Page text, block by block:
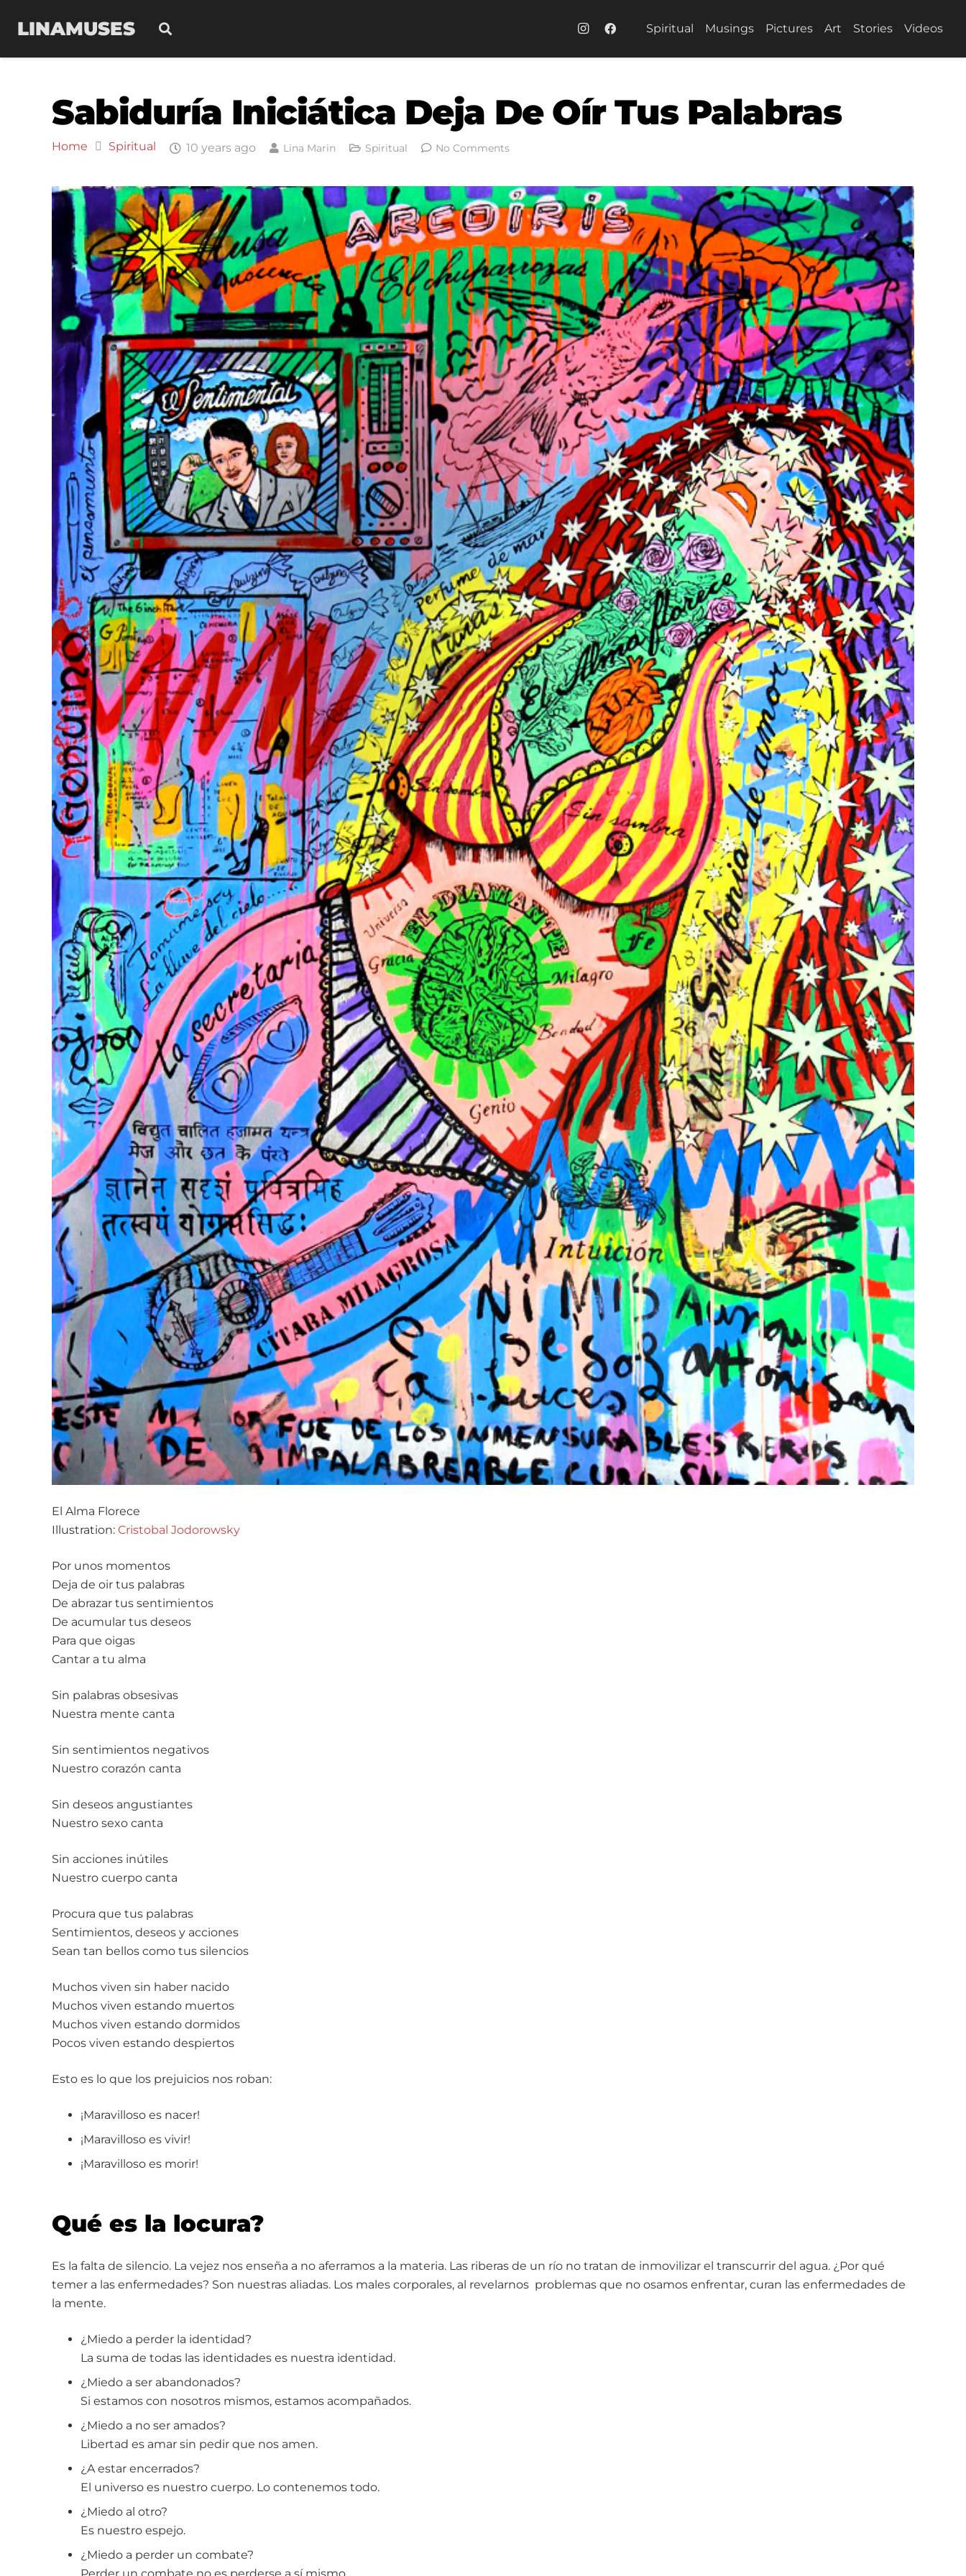
LINAMUSES Spiritual Musings Pictures Art Stories Videos
Sabiduría Iniciática Deja De Oír Tus Palabras
Home Spiritual 10 years ago Lina Marin Spiritual No Comments
El Alma Florece
Illustration: Cristobal Jodorowsky
Por unos momentos
Deja de oir tus palabras
De abrazar tus sentimientos
De acumular tus deseos
Para que oigas
Cantar a tu alma
Sin palabras obsesivas
Nuestra mente canta
Sin sentimientos negativos
Nuestro corazón canta
Sin deseos angustiantes
Nuestro sexo canta
Sin acciones inútiles
Nuestro cuerpo canta
Procura que tus palabras
Sentimientos, deseos y acciones
Sean tan bellos como tus silencios
Muchos viven sin haber nacido
Muchos viven estando muertos
Muchos viven estando dormidos
Pocos viven estando despiertos
Esto es lo que los prejuicios nos roban:
¡Maravilloso es nacer!
¡Maravilloso es vivir!
¡Maravilloso es morir!
Qué es la locura?
Es la falta de silencio. La vejez nos enseña a no aferramos a la materia. Las riberas de un río no tratan de inmovilizar el transcurrir del agua. ¿Por qué
temer a las enfermedades? Son nuestras aliadas. Los males corporales, al revelarnos problemas que no osamos enfrentar, curan las enfermedades de
la mente.
¿Miedo a perder la identidad?
La suma de todas las identidades es nuestra identidad.
¿Miedo a ser abandonados?
Si estamos con nosotros mismos, estamos acompañados.
¿Miedo a no ser amados?
Libertad es amar sin pedir que nos amen.
¿A estar encerrados?
El universo es nuestro cuerpo. Lo contenemos todo.
¿Miedo al otro?
Es nuestro espejo.
¿Miedo a perder un combate?